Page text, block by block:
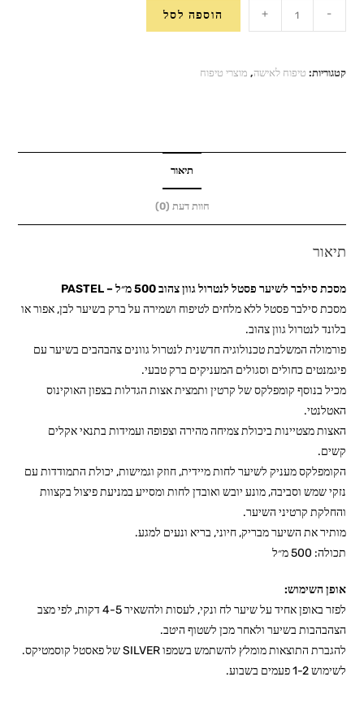
של
סילבר
גוון
PASTEL
-
+ הוספה לסל
קטגוריות: טיפוח לאישה, מוצרי טיפוח
תיאור
חוות דעת (0)
תיאור
מסכת סילבר לשיער פסטל לנטרול גוון צהוב 500 מ״ל – PASTEL
מסכת סילבר פסטל ללא מלחים לטיפוח ושמירה על ברק בשיער לבן, אפור או
בלונד לנטרול גוון צהוב.
פורמולה המשלבת טכנולוגיה חדשנית לנטרול גוונים צהבהבים בשיער עם
פיגמנטים כחולים וסגולים המעניקים ברק טבעי.
מכיל בנוסף קומפלקס של קרטין ותמצית אצות הגדלות בצפון האוקינוס
האטלנטי.
האצות מצטיינות ביכולת צמיחה מהירה וצפופה ועמידות בתנאי אקלים
קשים.
הקומפלקס מעניק לשיער לחות מיידית, חוזק וגמישות, יכולת התמודדות עם
נזקי שמש וסביבה, מונע יובש ואובדן לחות ומסייע במניעת פיצול בקצוות
והחלקת קרטיני השיער.
מותיר את השיער מבריק, חיוני, בריא ונעים למגע.
תכולה: 500 מ״ל
אופן השימוש:
לפזר באופן אחיד על שיער לח ונקי, לעסות ולהשאיר 4-5 דקות, לפי מצב
הצהבהבות בשיער ולאחר מכן לשטוף היטב.
להגברת התוצאות מומלץ להשתמש בשמפו SILVER של פאסטל קוסמטיקס.
לשימוש 1-2 פעמים בשבוע.